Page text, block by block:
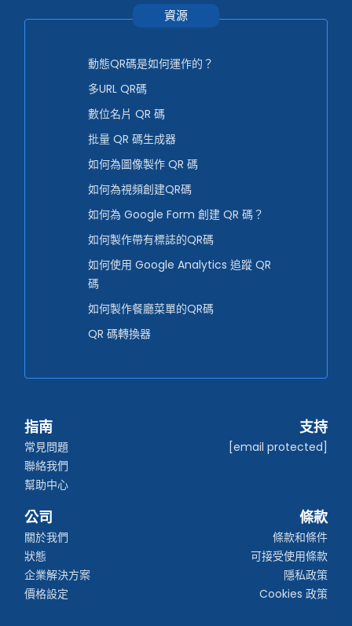
資源
動態QR碼是如何運作的？
多URL QR碼
數位名片 QR 碼
批量 QR 碼生成器
如何為圖像製作 QR 碼
如何為視頻創建QR碼
如何為 Google Form 創建 QR 碼？
如何製作帶有標誌的QR碼
如何使用 Google Analytics 追蹤 QR
碼
如何製作餐廳菜單的QR碼
QR 碼轉換器
指南
常見問題
聯絡我們
幫助中心
支持
[email protected]
公司
關於我們
狀態
企業解決方案
價格設定
條款
條款和條件
可接受使用條款
隱私政策
Cookies 政策